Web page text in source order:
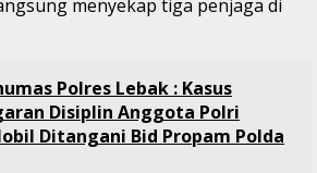
menyekap tiga penjaga di
Polres Lebak : Kasus
Disiplin Anggota Polri
Ditangani Bid Propam Polda